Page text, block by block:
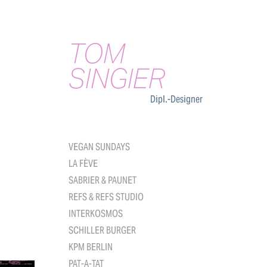
TOM
SINGIER
Dipl.-Designer
VEGAN SUNDAYS
LA FÈVE
SABRIER & PAUNET
REFS & REFS STUDIO
INTERKOSMOS
SCHILLER BURGER
KPM BERLIN
PAT-A-TAT